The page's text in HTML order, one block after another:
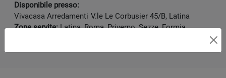
Disponibile presso:
Vivacasa Arredamenti V.le Le Corbusier 45/B, Latina
Zone servite:Latina, Roma, Priverno, Sezze, Formia,